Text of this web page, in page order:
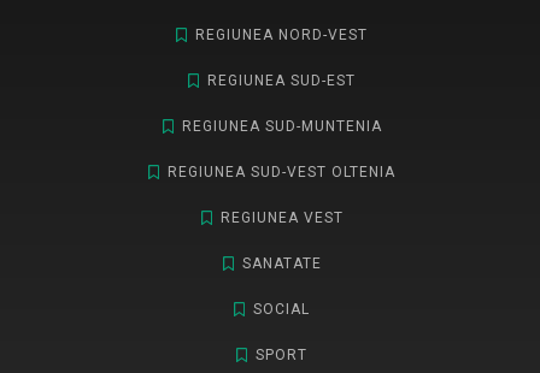
REGIUNEA NORD-VEST
REGIUNEA SUD-EST
REGIUNEA SUD-MUNTENIA
REGIUNEA SUD-VEST OLTENIA
REGIUNEA VEST
SANATATE
SOCIAL
SPORT